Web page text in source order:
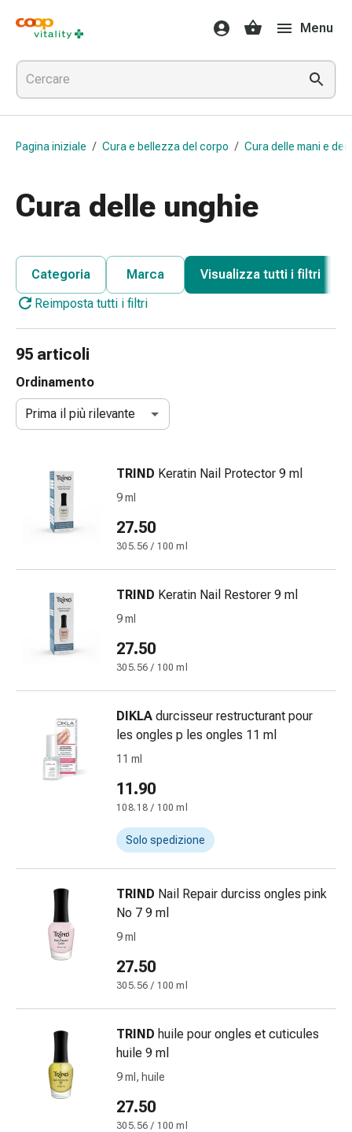
Farmaci
e
salute
Influenza
e
raffreddore
per
gola
Farmaci
raffreddore
Tosse
e
bronchite
accessori
Detergente
naso
Tessuti
Raffreddore
Cura
delle
ferite
Bende
elastiche
Compresse
Bende
di
fissaggio
Garza
Medicazioni
Bende,
accessori
Medicazioni
tubolari
Menu
Pagina iniziale / Cura e bellezza del corpo / Cura delle mani e dei
Cura delle unghie
Categoria Marca
Visualizza tutti i filtri
Reimposta tutti i filtri
95 articoli
Ordinamento
Prima il più rilevante
TRIND Keratin Nail Protector 9 ml
9 ml
27.50
305.56 / 100 ml
TRIND Keratin Nail Restorer 9 ml
9 ml
27.50
305.56 / 100 ml
DIKLA durcisseur restructurant pour
les ongles p les ongles 11 ml
11 ml
11.90
108.18 / 100 ml
Solo spedizione
TRIND Nail Repair durciss ongles pink
No 7 9 ml
9 ml
27.50
305.56 / 100 ml
TRIND huile pour ongles et cuticules
huile 9 ml
9 ml, huile
27.50
305.56 / 100 ml